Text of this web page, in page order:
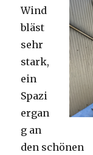
Wind
bläst
sehr
stark,
ein
Spazi
ergan
g an
den schönen